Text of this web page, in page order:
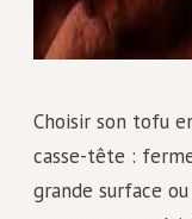
Choisir son tofu
casse-tête :
grande surface